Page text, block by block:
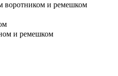
воротником и ремешком
и ремешком